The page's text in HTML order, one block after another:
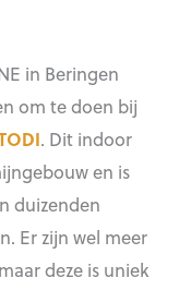
in Beringen
om te doen bij
. Dit indoor
en is
duizenden
Er zijn wel meer
deze is uniek